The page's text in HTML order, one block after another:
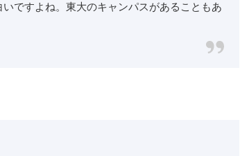
ですよね。東大のキャンパスがあることもあ